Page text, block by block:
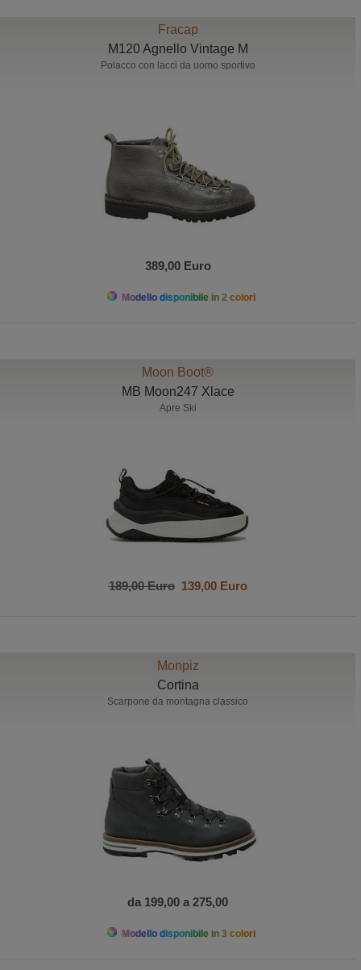
Fracap
M120 Agnello Vintage M
Polacco con lacci da uomo sportivo
389,00 Euro
Modello disponibile in 2 colori
Moon Boot®
MB Moon247 Xlace
Apre Ski
189,00 Euro139,00 Euro
Monpiz
Cortina
Scarpone da montagna classico
da 199,00 a 275,00
Modello disponibile in 3 colori